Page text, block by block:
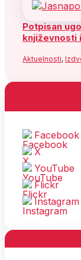
Potpisan
književnosti
Aktuelnosti,
Facebook
X
YouTube
Flickr
Instagram